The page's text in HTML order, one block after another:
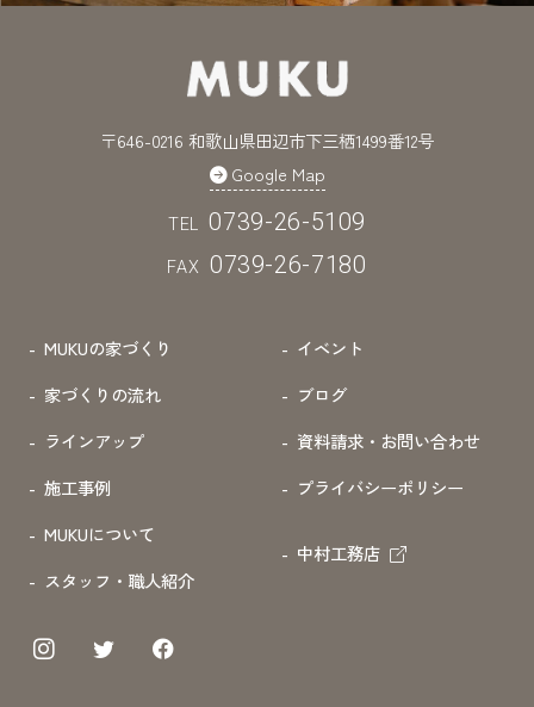
〒646-0216 和歌山県田辺市下三栖1499番12号
Google Map
TEL 0739-26-5109
FAX 0739-26-7180
MUKUの家づくり
家づくりの流れ
ラインアップ
施工事例
MUKUについて
スタッフ・職人紹介
イベント
ブログ
資料請求・お問い合わせ
プライバシーポリシー
中村工務店